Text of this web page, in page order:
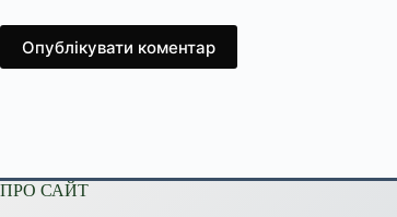
Опублікувати коментар
ПРО САЙТ